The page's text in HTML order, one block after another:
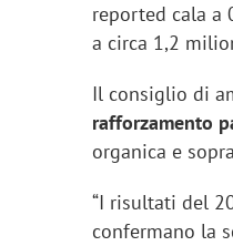
reported cala a
a circa 1,2
Il consiglio di
rafforzamento
organica e
“I risultati del
confermano la